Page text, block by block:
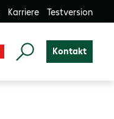
Karriere Testversion
Kontakt